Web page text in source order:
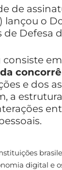
de
lançou o
Defesa
e dos
a
digital e